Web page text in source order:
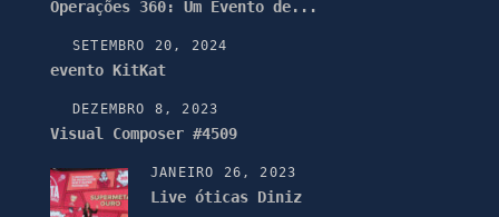
Operações 360: Um Evento de...
SETEMBRO 20, 2024
evento KitKat
DEZEMBRO 8, 2023
Visual Composer #4509
JANEIRO 26, 2023
Live óticas Diniz